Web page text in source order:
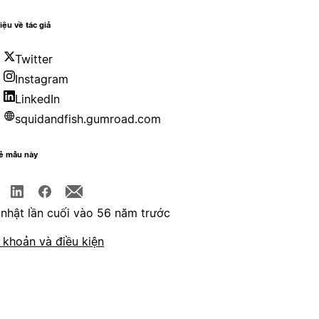
về tác giả
Twitter
Instagram
LinkedIn
squidandfish.gumroad.com
mẫu này
lần cuối vào 56 năm trước
và điều kiện